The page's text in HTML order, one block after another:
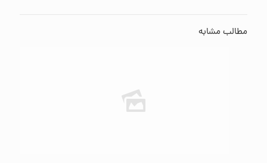
مطالب مشابه